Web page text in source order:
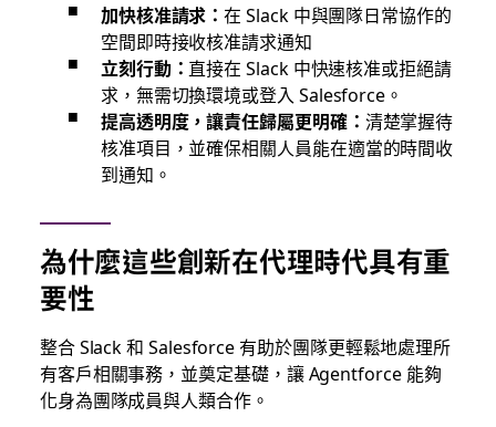
加快核准請求：在 Slack 中與團隊日常協作的
空間即時接收核准請求通知
立刻行動： 直接在 Slack 中快速核准或拒絕請
求，無需切換環境或登入 Salesforce。
提高透明度，讓責任歸屬更明確： 清楚掌握待
核准項目，並確保相關人員能在適當的時間收
到通知。
為什麼這些創新在代理時代具有重
要性
整合 Slack 和 Salesforce 有助於團隊更輕鬆地處理所
有客戶相關事務，並奠定基礎，讓 Agentforce 能夠
化身為團隊成員與人類合作。